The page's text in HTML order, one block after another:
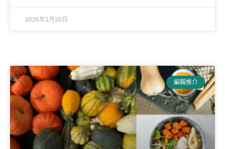
2026年2月26日
編輯推介